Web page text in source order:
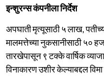
इन्शुरन्स कंपनीला निर्देश
अपघाती मृत्यूसाठी ५ लाख,
मालमत्तेच्या नुकसानीसाठी ५०
तारखेपासून ९ टक्के वार्षिक
विनाकारण उशीर केल्याबद्दल